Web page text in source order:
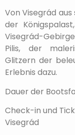
Von Visegrád
der
Visegrád-
Pilis, der
Glitzern der
Erlebnis dazu.
Dauer der
Check-in und
Visegrád